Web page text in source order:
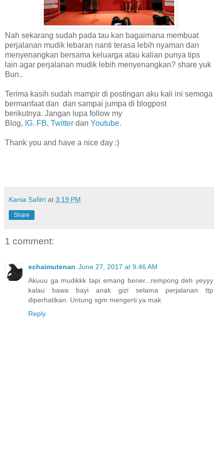
Nah sekarang sudah pada tau kan bagaimana membuat
perjalanan mudik lebaran nanti terasa lebih nyaman dan
menyenangkan bersama keluarga atau kalian punya tips
lain agar perjalanan mudik lebih menyenangkan? share yuk
Bun..
Terima kasih sudah mampir di postingan aku kali ini semoga
bermanfaat dan dan sampai jumpa di blogpost
berikutnya. Jangan lupa follow my
Blog, IG. FB, Twitter dan Youtube.
Thank you and have a nice day :)
Kania Safitri at 3:19 PM
Share
1 comment:
echaimutenan June 27, 2017 at 9:46 AM
Akuuu ga mudikkk tapi emang bener...rempong deh yeyyy
kalau bawa bayi anak gizi selama perjalanan ttp
diperhatikan. Untung sgm mengerti ya mak
Reply